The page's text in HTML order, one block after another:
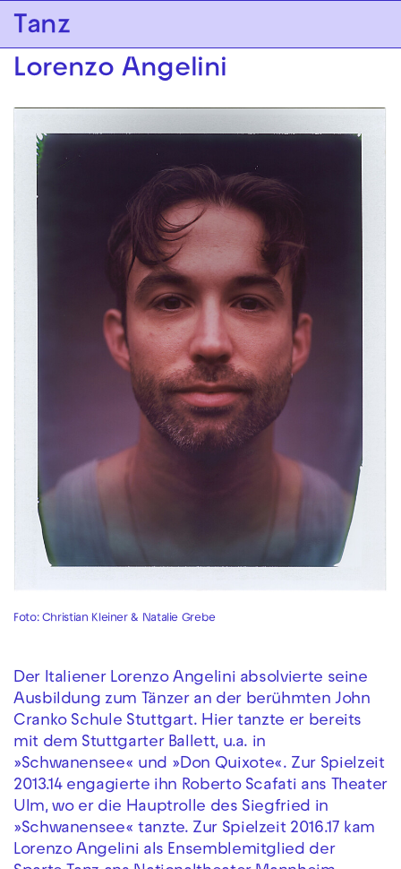
Zur Hauptnavigation springen
Zum Hauptinhalt springen
Tanz
Lorenzo Angelini
Foto: Christian Kleiner & Natalie Grebe
Der Italiener Lorenzo Angelini absolvierte seine
Ausbildung zum Tänzer an der berühmten John
Cranko Schule Stuttgart. Hier tanzte er bereits
mit dem Stuttgarter Ballett, u.a. in
»Schwanensee« und »Don Quixote«. Zur Spielzeit
2013.14 engagierte ihn Roberto Scafati ans Theater
Ulm, wo er die Hauptrolle des Siegfried in
»Schwanensee« tanzte. Zur Spielzeit 2016.17 kam
Lorenzo Angelini als Ensemblemitglied der